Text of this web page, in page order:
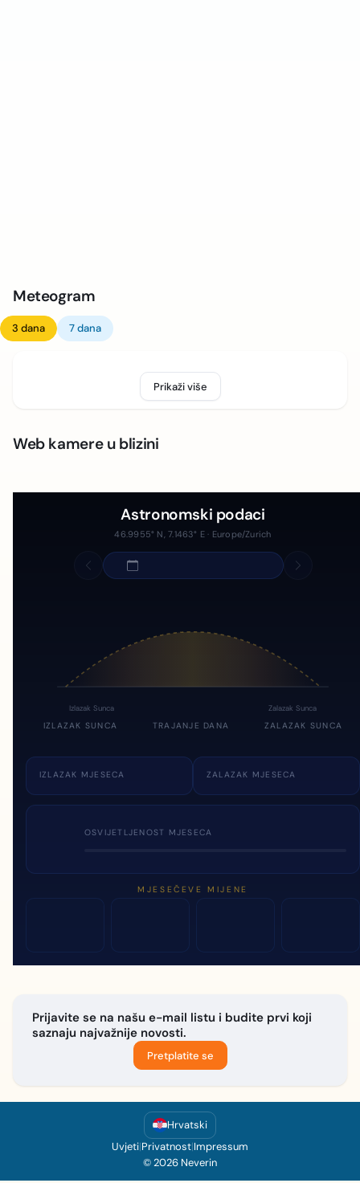
Meteogram
3 dana 7 dana
Prikaži više
Web kamere u blizini
Astronomski podaci
46.9955° N, 7.1463° E · Europe/Zurich
Izlazak Sunca Zalazak Sunca
IZLAZAK SUNCA TRAJANJE DANA ZALAZAK SUNCA
IZLAZAK MJESECA ZALAZAK MJESECA
OSVIJETLJENOST MJESECA
MJESEČEVE MIJENE
Prijavite se na našu e-mail listu i budite prvi koji
saznaju najvažnije novosti.
Pretplatite se
Hrvatski
Uvjeti|Privatnost|Impressum
© 2026 Neverin